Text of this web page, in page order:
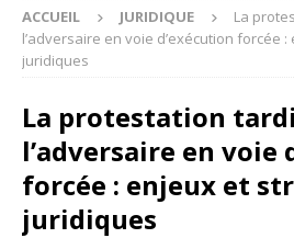
ACCUEIL JURIDIQUE
La
l’adversaire en voie d’exécution forcée
juridiques
La protestation
l’adversaire en voie
forcée : enjeux et
juridiques